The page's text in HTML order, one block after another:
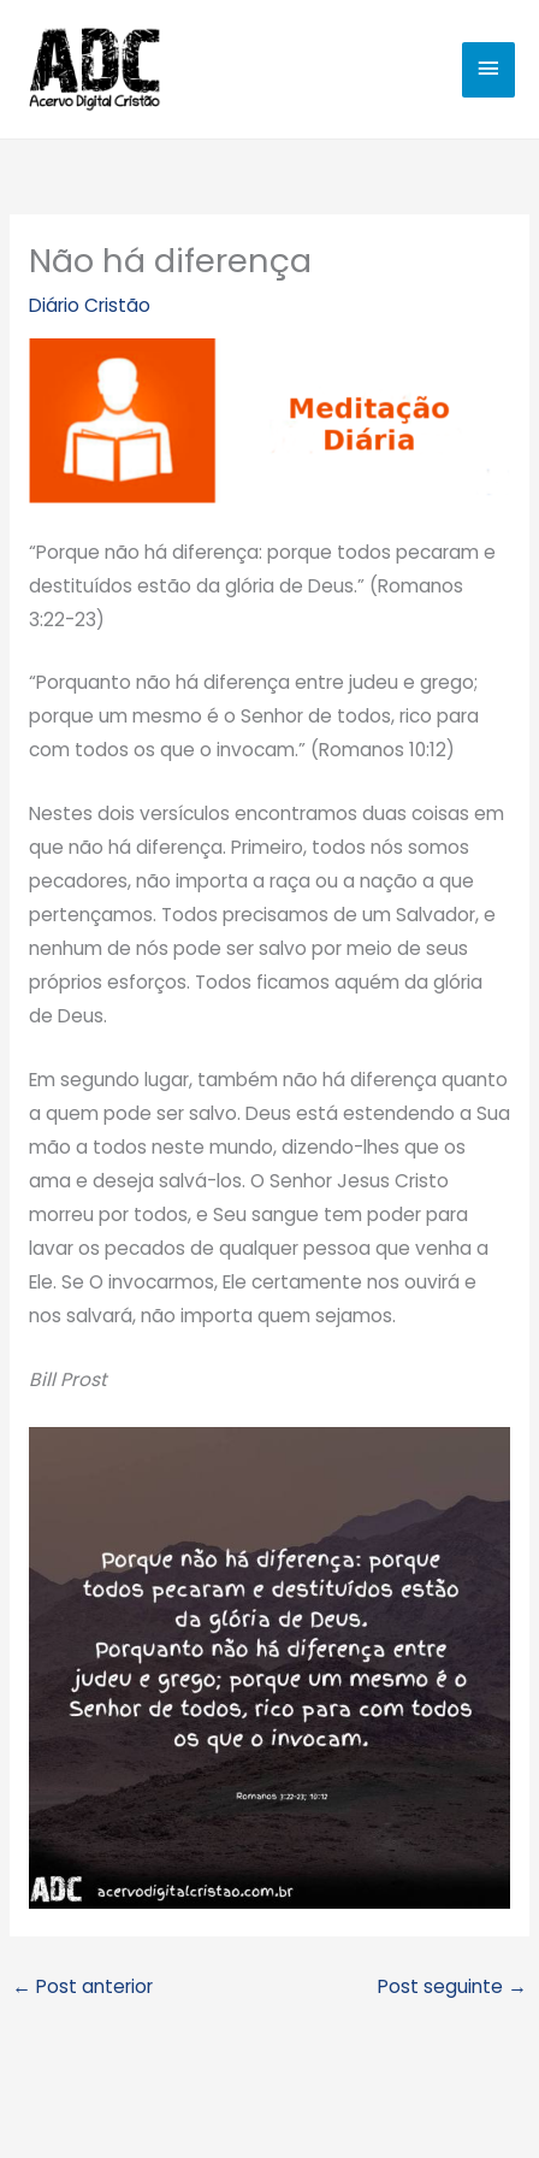
para
conteúdo
Não há diferença
Diário Cristão
“Porque não há diferença: porque todos pecaram e
destituídos estão da glória de Deus.” (Romanos
3:22-23)
“Porquanto não há diferença entre judeu e grego;
porque um mesmo é o Senhor de todos, rico para
com todos os que o invocam.” (Romanos 10:12)
Nestes dois versículos encontramos duas coisas em
que não há diferença. Primeiro, todos nós somos
pecadores, não importa a raça ou a nação a que
pertençamos. Todos precisamos de um Salvador, e
nenhum de nós pode ser salvo por meio de seus
próprios esforços. Todos ficamos aquém da glória
de Deus.
Em segundo lugar, também não há diferença quanto
a quem pode ser salvo. Deus está estendendo a Sua
mão a todos neste mundo, dizendo-lhes que os
ama e deseja salvá-los. O Senhor Jesus Cristo
morreu por todos, e Seu sangue tem poder para
lavar os pecados de qualquer pessoa que venha a
Ele. Se O invocarmos, Ele certamente nos ouvirá e
nos salvará, não importa quem sejamos.
Bill Prost
← Post anterior Post seguinte →